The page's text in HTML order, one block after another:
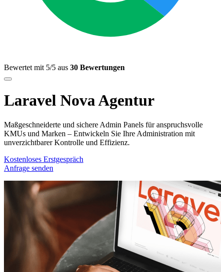
Bewertet mit 5/5 aus 30 Bewertungen
Laravel Nova Agentur
Maßgeschneiderte und sichere Admin Panels für anspruchsvolle
KMUs und Marken – Entwickeln Sie Ihre Administration mit
unverzichtbarer Kontrolle und Effizienz.
Kostenloses Erstgespräch
Anfrage senden